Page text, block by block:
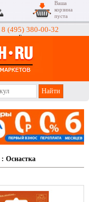
8 (495) 380-00-32
Гипермаркеты
Ваша
корзина
пуста
: Оснастка